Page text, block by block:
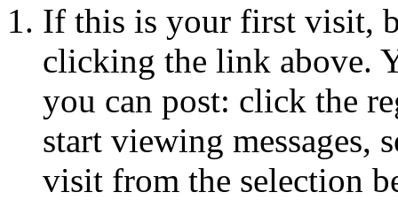
If this is your first visit,
clicking the link above.
you can post: click the
start viewing messages,
visit from the selection